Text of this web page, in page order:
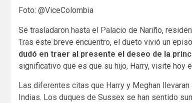
Foto: @ViceColombia
Se trasladaron hasta el Palacio de Nariño,
Tras este breve encuentro, el dueto vivió un
dudó en traer al presente el deseo de la
significativo que es que su hijo, Harry, visite hoy
Las diferentes citas que Harry y Meghan
Indias. Los duques de Sussex se han sentido